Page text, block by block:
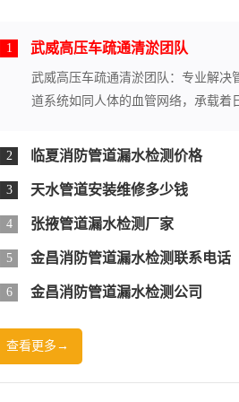
1 武威高压车疏通清淤团队
武威高压车疏通清淤团队：专业解决
道系统如同人体的血管网络，承载着
2 临夏消防管道漏水检测价格
3 天水管道安装维修多少钱
4 张掖管道漏水检测厂家
5 金昌消防管道漏水检测联系电话
6 金昌消防管道漏水检测公司
查看更多→